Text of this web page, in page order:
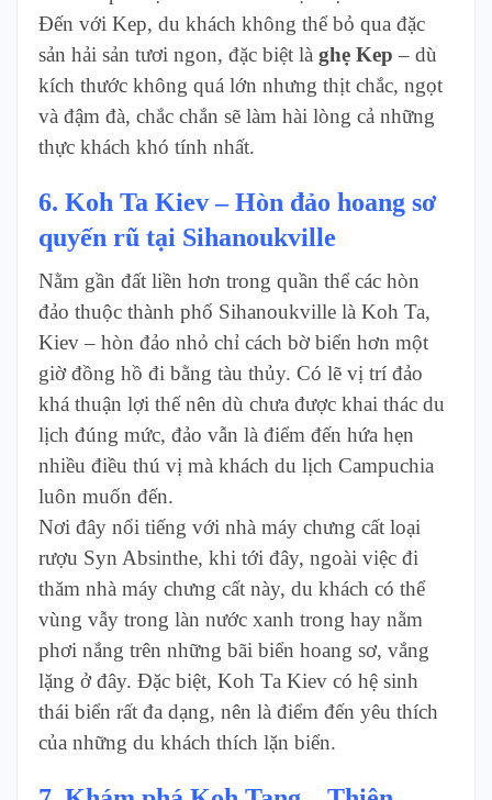
Đến với Kep, du khách không thể bỏ qua đặc
sản hải sản tươi ngon, đặc biệt là ghẹ Kep – dù
kích thước không quá lớn nhưng thịt chắc, ngọt
và đậm đà, chắc chắn sẽ làm hài lòng cả những
thực khách khó tính nhất.
6. Koh Ta Kiev – Hòn đảo hoang sơ
quyến rũ tại Sihanoukville
Nằm gần đất liền hơn trong quần thể các hòn
đảo thuộc thành phố Sihanoukville là Koh Ta,
Kiev – hòn đảo nhỏ chỉ cách bờ biển hơn một
giờ đồng hồ đi bằng tàu thủy. Có lẽ vị trí đảo
khá thuận lợi thế nên dù chưa được khai thác du
lịch đúng mức, đảo vẫn là điểm đến hứa hẹn
nhiều điều thú vị mà khách du lịch Campuchia
luôn muốn đến.
Nơi đây nổi tiếng với nhà máy chưng cất loại
rượu Syn Absinthe, khi tới đây, ngoài việc đi
thăm nhà máy chưng cất này, du khách có thể
vùng vẫy trong làn nước xanh trong hay nằm
phơi nắng trên những bãi biển hoang sơ, vắng
lặng ở đây. Đặc biệt, Koh Ta Kiev có hệ sinh
thái biển rất đa dạng, nên là điểm đến yêu thích
của những du khách thích lặn biển.